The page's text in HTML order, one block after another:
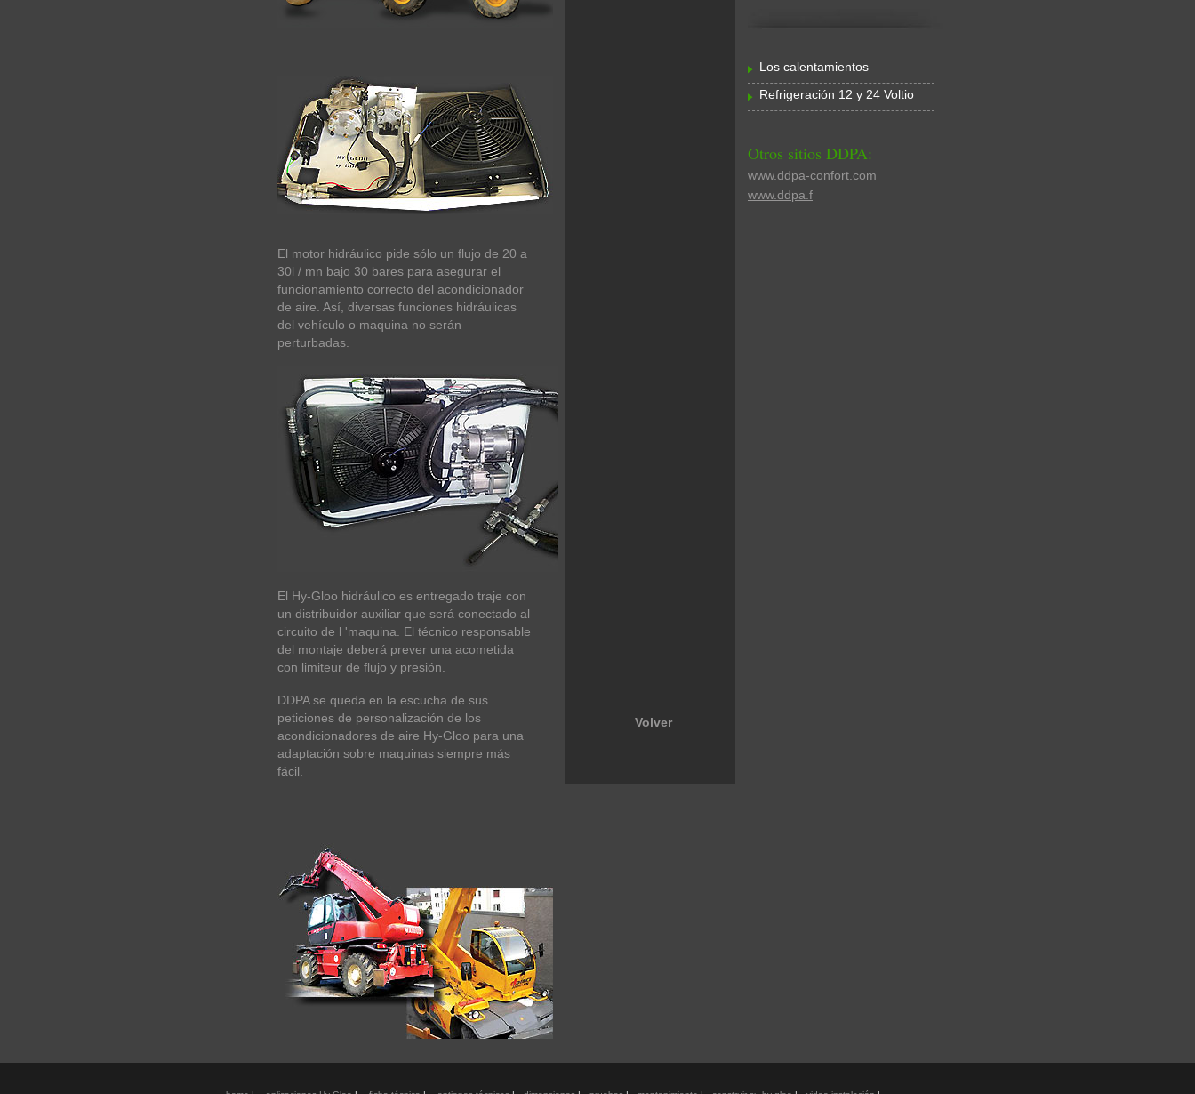
Los calentamientos
Refrigeración 12 y 24 Voltio
Otros sitios DDPA:
www.ddpa-confort.com
www.ddpa.f
El motor hidráulico pide sólo un flujo de 20 a
30l / mn bajo 30 bares para asegurar el
funcionamiento correcto del acondicionador
de aire. Así, diversas funciones hidráulicas
del vehículo o maquina no serán
perturbadas.
El Hy-Gloo hidráulico es entregado traje con
un distribuidor auxiliar que será conectado al
circuito de l 'maquina. El técnico responsable
del montaje deberá prever una acometida
con limiteur de flujo y presión.
DDPA se queda en la escucha de sus
peticiones de personalización de los
acondicionadores de aire Hy-Gloo para una
adaptación sobre maquinas siempre más
fácil.
Volver